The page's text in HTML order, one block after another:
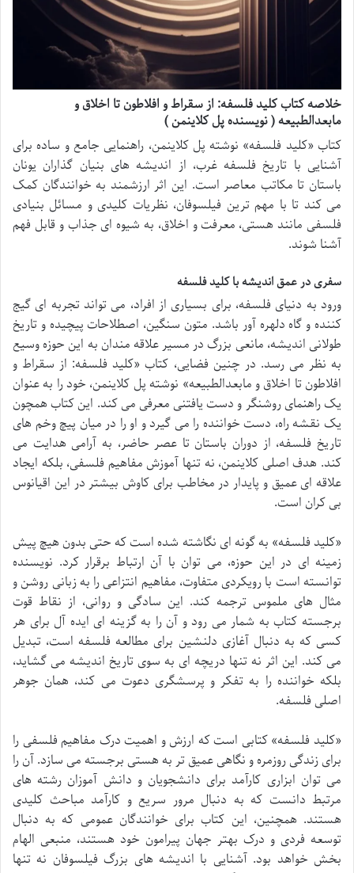
خلاصه کتاب کلید فلسفه: از سقراط و افلاطون تا اخلاق و
مابعدالطبیعه ( نویسنده پل کلاینمن )
کتاب «کلید فلسفه» نوشته پل کلاینمن، راهنمایی جامع و ساده برای
آشنایی با تاریخ فلسفه غرب، از اندیشه های بنیان گذاران یونان
باستان تا مکاتب معاصر است. این اثر ارزشمند به خوانندگان کمک
می کند تا با مهم ترین فیلسوفان، نظریات کلیدی و مسائل بنیادی
فلسفی مانند هستی، معرفت و اخلاق، به شیوه ای جذاب و قابل فهم
آشنا شوند.
سفری در عمق اندیشه با کلید فلسفه
ورود به دنیای فلسفه، برای بسیاری از افراد، می تواند تجربه ای گیج
کننده و گاه دلهره آور باشد. متون سنگین، اصطلاحات پیچیده و تاریخ
طولانی اندیشه، مانعی بزرگ در مسیر علاقه مندان به این حوزه وسیع
به نظر می رسد. در چنین فضایی، کتاب «کلید فلسفه: از سقراط و
افلاطون تا اخلاق و مابعدالطبیعه» نوشته پل کلاینمن، خود را به عنوان
یک راهنمای روشنگر و دست یافتنی معرفی می کند. این کتاب همچون
یک نقشه راه، دست خواننده را می گیرد و او را در میان پیچ وخم های
تاریخ فلسفه، از دوران باستان تا عصر حاضر، به آرامی هدایت می
کند. هدف اصلی کلاینمن، نه تنها آموزش مفاهیم فلسفی، بلکه ایجاد
علاقه ای عمیق و پایدار در مخاطب برای کاوش بیشتر در این اقیانوس
بی کران است.
«کلید فلسفه» به گونه ای نگاشته شده است که حتی بدون هیچ پیش
زمینه ای در این حوزه، می توان با آن ارتباط برقرار کرد. نویسنده
توانسته است با رویکردی متفاوت، مفاهیم انتزاعی را به زبانی روشن و
مثال های ملموس ترجمه کند. این سادگی و روانی، از نقاط قوت
برجسته کتاب به شمار می رود و آن را به گزینه ای ایده آل برای هر
کسی که به دنبال آغازی دلنشین برای مطالعه فلسفه است، تبدیل
می کند. این اثر نه تنها دریچه ای به سوی تاریخ اندیشه می گشاید،
بلکه خواننده را به تفکر و پرسشگری دعوت می کند، همان جوهر
اصلی فلسفه.
«کلید فلسفه» کتابی است که ارزش و اهمیت درک مفاهیم فلسفی را
برای زندگی روزمره و نگاهی عمیق تر به هستی برجسته می سازد. آن را
می توان ابزاری کارآمد برای دانشجویان و دانش آموزان رشته های
مرتبط دانست که به دنبال مرور سریع و کارآمد مباحث کلیدی
هستند. همچنین، این کتاب برای خوانندگان عمومی که به دنبال
توسعه فردی و درک بهتر جهان پیرامون خود هستند، منبعی الهام
بخش خواهد بود. آشنایی با اندیشه های بزرگ فیلسوفان نه تنها